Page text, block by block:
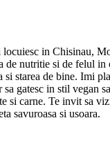
locuiesc in Chisinau,
de nutritie si de felul in
si starea de bine. Imi
gatesc in stil vegan
si carne. Te invit sa
savuroasa si usoara.